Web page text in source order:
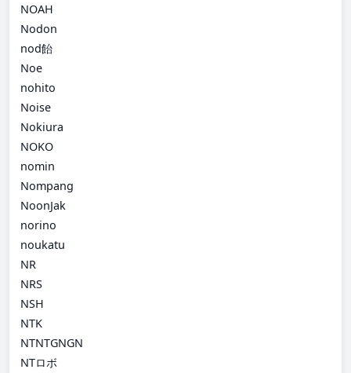
NOAH
Nodon
nod飴
Noe
nohito
Noise
Nokiura
NOKO
nomin
Nompang
NoonJak
norino
noukatu
NR
NRS
NSH
NTK
NTNTGNGN
NTロボ